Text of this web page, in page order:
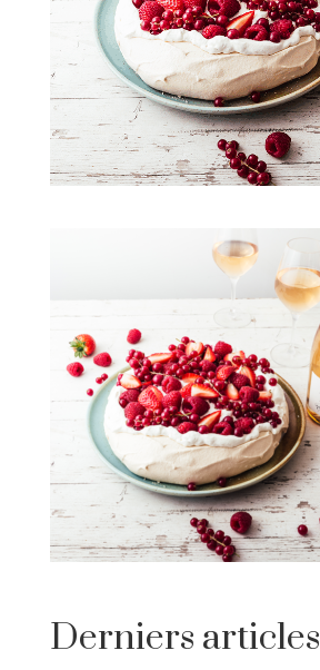
Derniers articles